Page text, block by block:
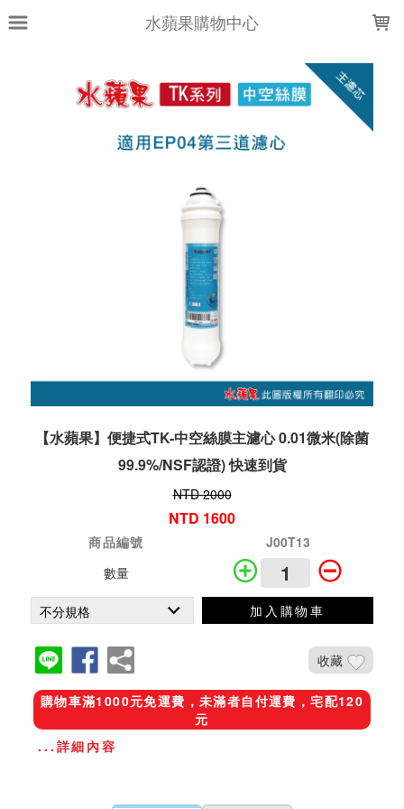
水蘋果購物中心
【水蘋果】便捷式TK-中空絲膜主濾心 0.01微米(除菌
99.9%/NSF認證) 快速到貨
NTD 2000
NTD 1600
商品編號
J00T13
數量
加入購物車
收藏
購物車滿1000元免運費，未滿者自付運費，宅配120
元
...詳細內容